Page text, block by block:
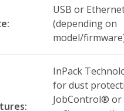
USB or
(depending on
model/
InPack
for dust
JobControl®